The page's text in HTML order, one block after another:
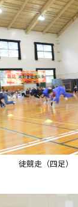
徒競走（四足）